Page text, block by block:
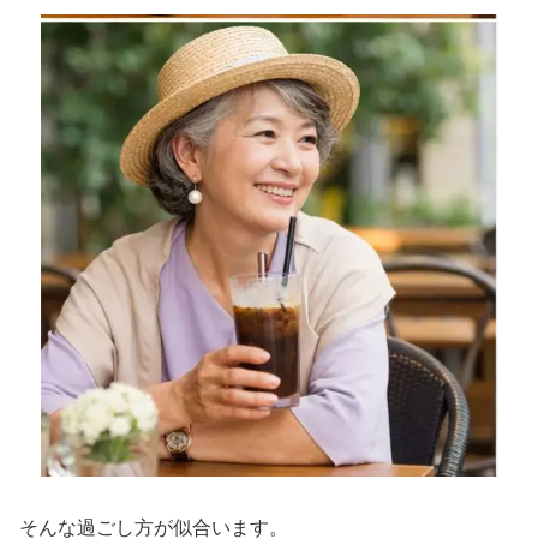
そんな過ごし方が似合います。